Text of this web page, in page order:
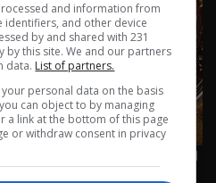
اسرار الفلك مع جاكلين عقيقي | من ٤ الى ١٠ تموز ٢٠٢٦ | 2026
and information from
identifiers, and other device
by and shared with 231
by this site. We and our partners
data. List of partners.
personal data on the basis
can object to by managing
a link at the bottom of this page
or withdraw consent in privacy